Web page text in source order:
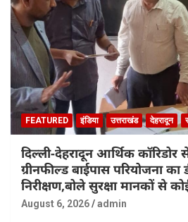
FEATURED इंडिया उत्तराखंड देहरादून
दिल्ली-देहरादून आर्थिक कॉरिडोर
ग्रीनफील्ड बाईपास परियोजना
निरीक्षण,बोले सुरक्षा मानकों से
August 6, 2026 admin